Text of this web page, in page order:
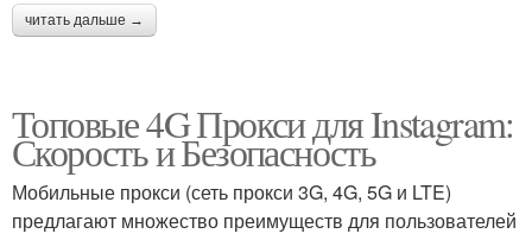
читать дальше →
Топовые 4G Прокси для Instagram:
Скорость и Безопасность
Мобильные прокси (сеть прокси 3G, 4G, 5G и LTE)
предлагают множество преимуществ для пользователей